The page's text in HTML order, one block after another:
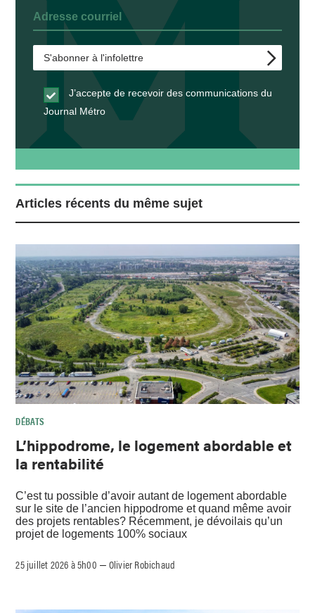
J’accepte de recevoir des communications du
Journal Métro
Articles récents du même sujet
DÉBATS
L’hippodrome, le logement abordable et
la rentabilité
C’est tu possible d’avoir autant de logement abordable
sur le site de l’ancien hippodrome et quand même avoir
des projets rentables? Récemment, je dévoilais qu’un
projet de logements 100% sociaux
25 juillet 2026 à 5h00 – Olivier Robichaud